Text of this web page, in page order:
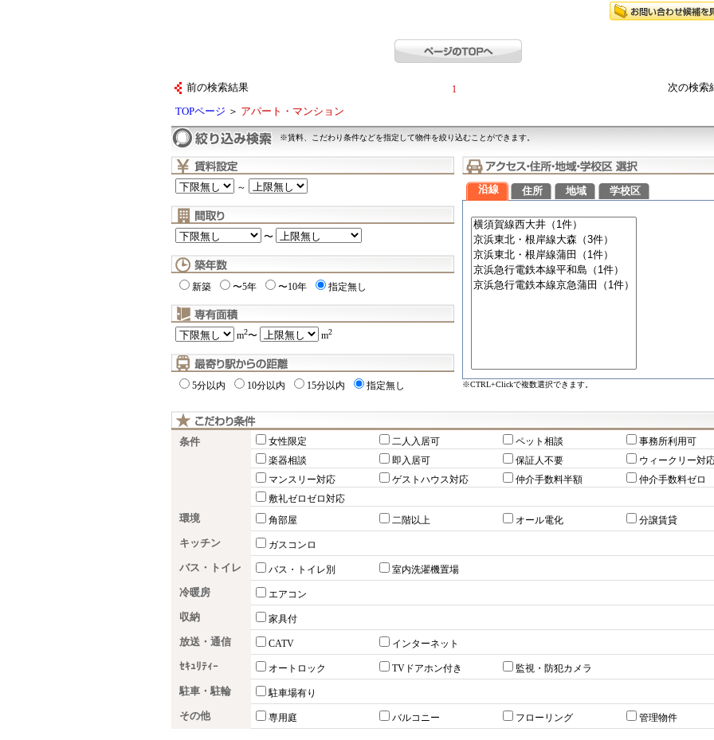
前の検索結果 1 次の検
TOPページ ＞ アパート・マンション
※賃料、こだわり条件などを指定して物件を絞り込むことができます。
～
〜
新築 〜5年 〜10年 指定無し
m2〜 m2
5分以内 10分以内 15分以内 指定無し
沿線 住所 地域 学校区
※CTRL+Clickで複数選択できます。
条件 女性限定 二人入居可 ペット相談
事務所利用可
楽器相談
即入居可 保証人不要
ウィークリー対
マンスリー対応
ゲストハウス対応 仲介手数料半額
仲介手数料ゼロ
敷礼ゼロゼロ対応
環境 角部屋 二階以上 オール電化 分譲賃貸
キッチン ガスコンロ
バス・トイレ バス・トイレ別 室内洗濯機置場
冷暖房 エアコン
収納 家具付
放送・通信 CATV インターネット
ｾｷｭﾘﾃｨｰ オートロック TVドアホン付き 監視・防犯カメラ
駐車・駐輪 駐車場有り
その他 専用庭 バルコニー フローリング 管理物件